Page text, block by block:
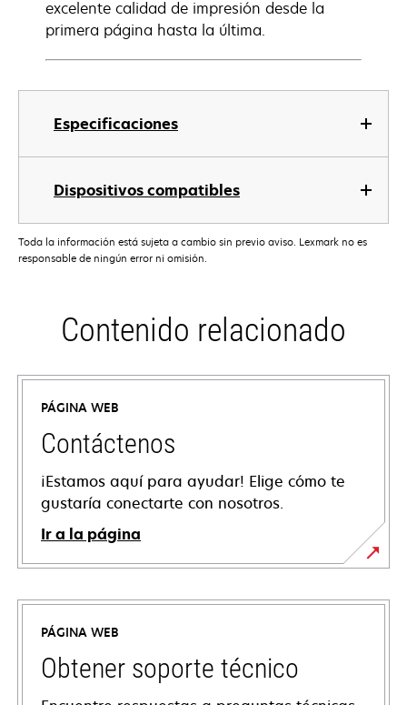
Especificaciones
Dispositivos compatibles
excelente calidad de impresión desde la
primera página hasta la última.
Toda la información está sujeta a cambio sin previo aviso. Lexmark no es
responsable de ningún error ni omisión.
Contenido relacionado
PÁGINA WEB
Contáctenos
¡Estamos aquí para ayudar! Elige cómo te
gustaría conectarte con nosotros.
Ir a la página
PÁGINA WEB
Obtener soporte técnico